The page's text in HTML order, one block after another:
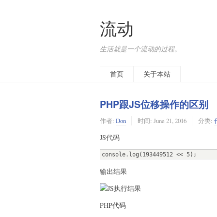
流动
生活就是一个流动的过程。
首页 关于本站
PHP跟JS位移操作的区别
作者: Don 时间: June 21, 2016 分类:
JS代码
console.log(193449512 << 5);
输出结果
PHP代码